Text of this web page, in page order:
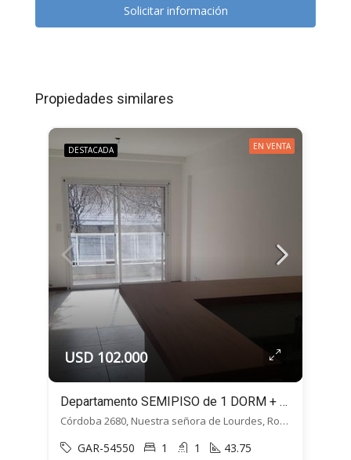
Solicitar información
Propiedades similares
DESTACADA EN VENTA
USD 102.000
Departamento SEMIPISO de 1 DORM + Balcón – Cordoba 2680, Macrocentro, Rosario
Córdoba 2680, Nuestra señora de Lourdes, Rosario
GAR-54550 1 1 43.75